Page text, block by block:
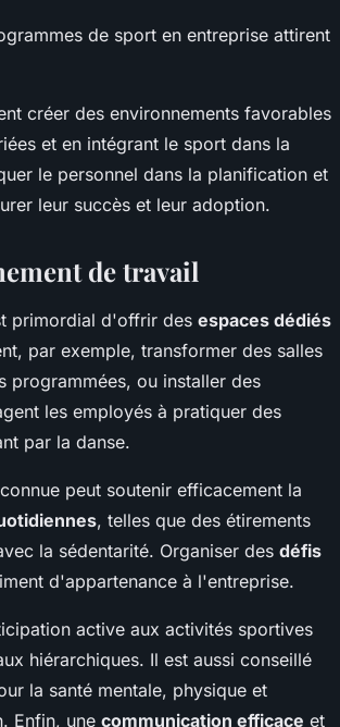
de sport en entreprise attirent
créer des environnements favorables
et en intégrant le sport dans la
le personnel dans la planification et
leur succès et leur adoption.
de travail
primordial d'offrir des espaces dédiés
par exemple, transformer des salles
programmées, ou installer des
les employés à pratiquer des
par la danse.
peut soutenir efficacement la
, telles que des étirements
la sédentarité. Organiser des défis
d'appartenance à l'entreprise.
active aux activités sportives
hiérarchiques. Il est aussi conseillé
la santé mentale, physique et
Enfin, une communication efficace et